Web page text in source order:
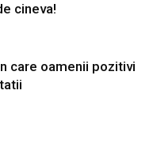
cineva!
care oamenii pozitivi